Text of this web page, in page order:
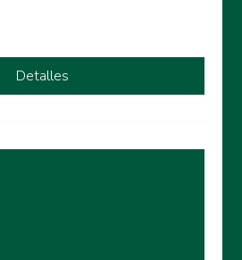
Detalles